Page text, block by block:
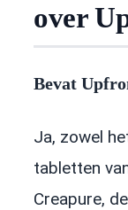
over
Bevat
Ja, zowel
tabletten
Creapure,